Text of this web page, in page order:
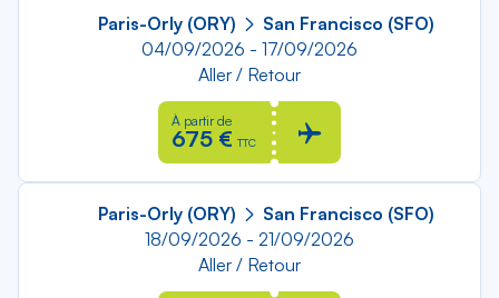
Paris-Orly (ORY)
San Francisco (SFO)
04/09/2026 - 17/09/2026
Aller / Retour
À partir de
675 € TTC
Paris-Orly (ORY)
San Francisco (SFO)
18/09/2026 - 21/09/2026
Aller / Retour